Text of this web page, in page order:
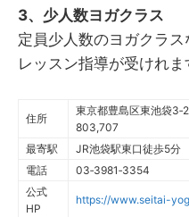
3、少人数ヨガクラス
定員少人数のヨガクラ
レッスン指導が受けれま
住所
東京都豊島区東池袋
803,707
最寄駅
JR池袋駅東口徒歩5分
電話
03‐3981‐3354
公式
HP
https://www.seitai-